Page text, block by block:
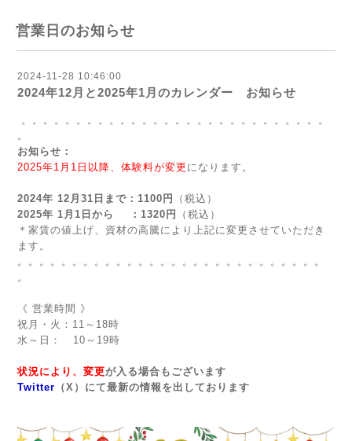
営業日のお知らせ
2024-11-28 10:46:00
2024年12月と2025年1月のカレンダー お知らせ
。。。。。。。。。。。。。。。。。。。。。。。。。。。。
。
お知らせ：
2025年1月1日以降、体験料が変更 になります。
2024年 12月31日まで：1100円
（税込）
2025年 1月1日から ：1320円
（税込）
＊家賃の値上げ、資材の高騰により上記に変更させていただき
ます。
。。。。。。。。。。。。。。。。。。。。。。。。。。。。
。
《 営業時間 》
祝月・火：11～18時
水～日： 10～19時
状況により、変更が入る場合もございます
Twitter （X）にて最新の情報を出しております